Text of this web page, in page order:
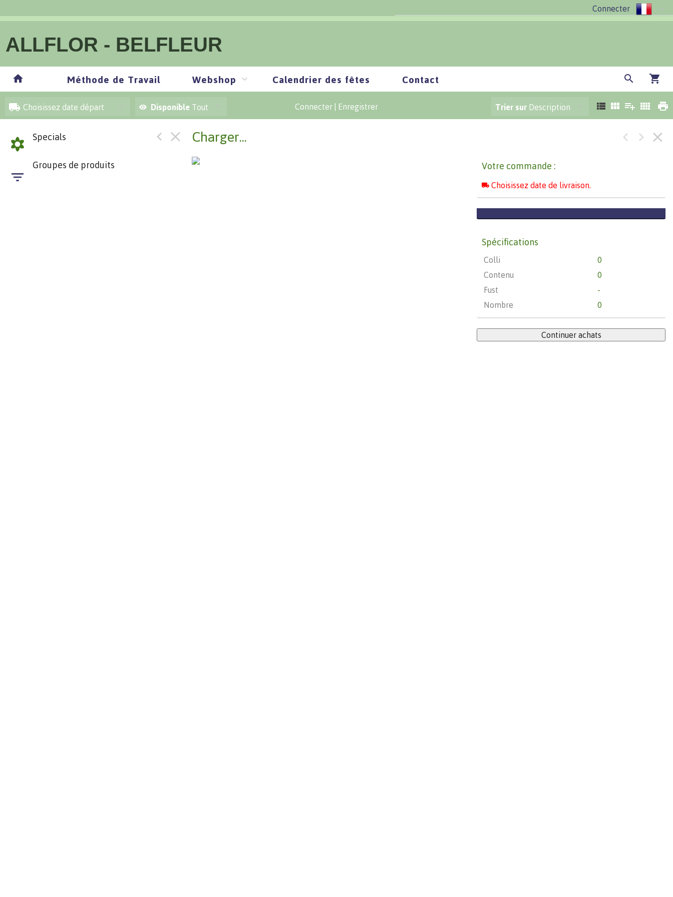
Connecter
ALLFLOR - BELFLEUR
Méthode de Travail Webshop Calendrier des fêtes Contact
Tous les groupes
Choisissez date départ Disponible Tout Connecter Enregistrer Trier sur Description
Specials
Groupes de produits
Charger...
Votre commande :
Choisissez date de livraison.
Spécifications
Colli
0
Contenu
0
Fust
-
Nombre
0
Continuer achats